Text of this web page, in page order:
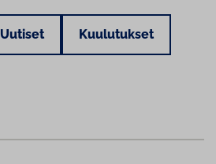
Uutiset Kuulutukset